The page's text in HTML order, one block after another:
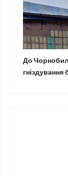
До
гніздування